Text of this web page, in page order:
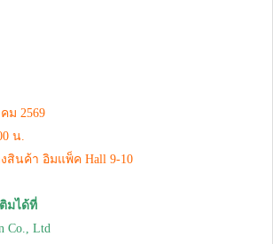
ม 2569
น.
สินค้า อิมแพ็ค Hall 9-10
มได้ที่
Co., Ltd